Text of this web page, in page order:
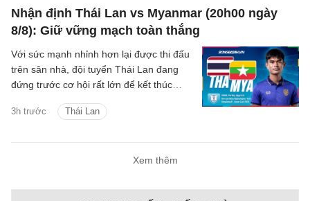
Nhận định Thái Lan vs Myanmar (20h00 ngày
8/8): Giữ vững mạch toàn thắng
3h trước Thái Lan
Với sức mạnh nhỉnh hơn lại được thi đấu
trên sân nhà, đội tuyển Thái Lan đang
đứng trước cơ hội rất lớn để kết thúc
toàn thắng.
Xem thêm